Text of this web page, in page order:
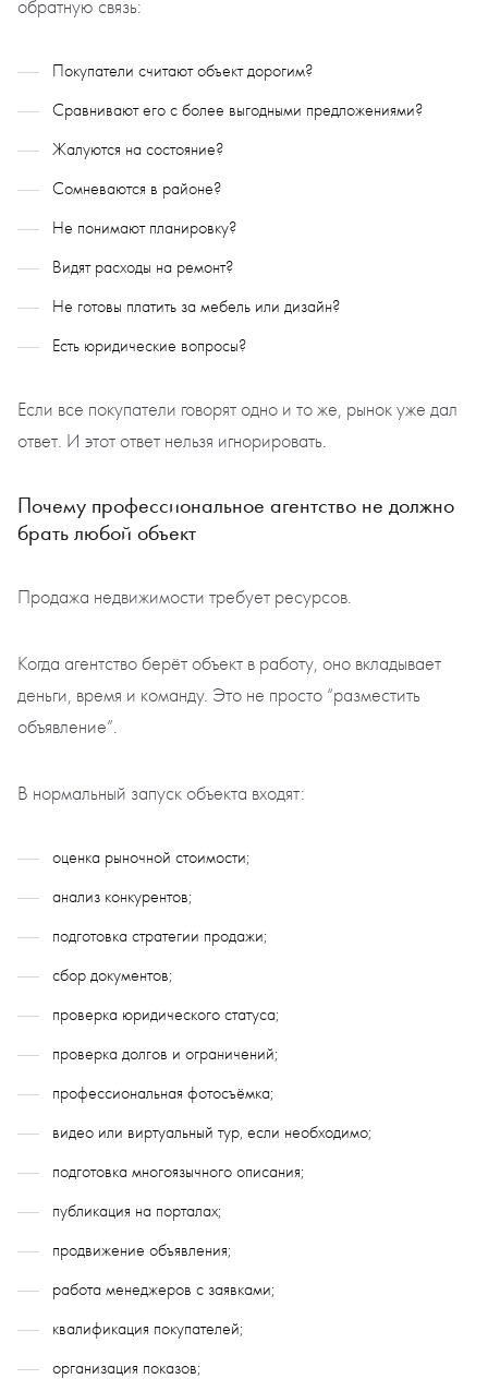
обратную связь:
Покупатели считают объект дорогим?
Сравнивают его с более выгодными предложениями?
Жалуютcя на состояние?
Сомневаются в районе?
Не понимают планировку?
Видят расходы на ремонт?
Не готовы платить за мебель или дизайн?
Есть юридические вопросы?
Если все покупатели говорят одно и то же, рынок уже дал
ответ. И этот ответ нельзя игнорировать.
Почему профессиональное агентство не должно
брать любой объект
Продажа недвижимости требует ресурсов.
Когда агентство берёт объект в работу, оно вкладывает
деньги, время и команду. Это не просто “разместить
объявление”.
В нормальный запуск объекта входят:
оценка рыночной стоимости;
анализ конкурентов;
подготовка стратегии продажи;
сбор документов;
проверка юридического статуса;
проверка долгов и ограничений;
профессиональная фотосъёмка;
видео или виртуальный тур, если необходимо;
подготовка многоязычного описания;
публикация на порталах;
продвижение объявления;
работа менеджеров с заявками;
квалификация покупателей;
организация показов;